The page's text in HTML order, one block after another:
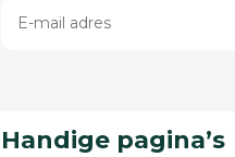
Handige pagina’s